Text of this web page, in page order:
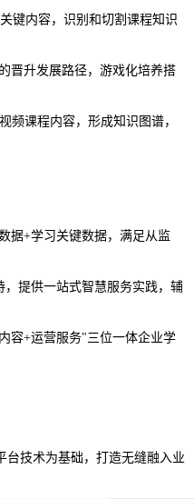
键内容，识别和切割课程知识
晋升发展路径，游戏化培养搭
频课程内容，形成知识图谱，
据+学习关键数据，满足从监
，提供一站式智慧服务实践，辅
容+运营服务"三位一体企业学
台技术为基础，打造无缝融入业